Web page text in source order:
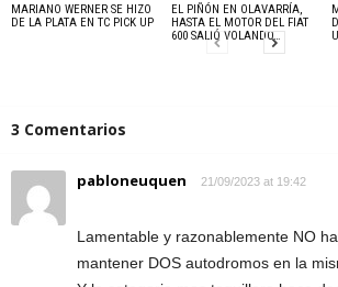
MARIANO WERNER SE HIZO
DE LA PLATA EN TC PICK UP
EL PIÑÓN EN OLAVARRÍA,
HASTA EL MOTOR DEL FIAT
600 SALIÓ VOLANDO…
3 Comentarios
pabloneuquen 21/09/2023 at 19:42
Lamentable y razonablemente NO
mantener DOS autodromos en la